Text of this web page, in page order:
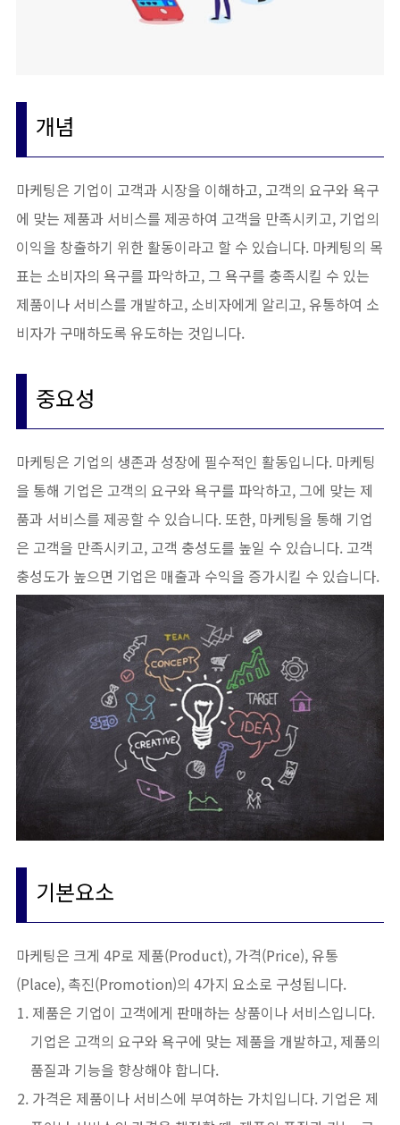
개념
마케팅은 기업이 고객과 시장을 이해하고, 고객의 요구와 욕구
에 맞는 제품과 서비스를 제공하여 고객을 만족시키고, 기업의
이익을 창출하기 위한 활동이라고 할 수 있습니다. 마케팅의 목
표는 소비자의 욕구를 파악하고, 그 욕구를 충족시킬 수 있는
제품이나 서비스를 개발하고, 소비자에게 알리고, 유통하여 소
비자가 구매하도록 유도하는 것입니다.
중요성
마케팅은 기업의 생존과 성장에 필수적인 활동입니다. 마케팅
을 통해 기업은 고객의 요구와 욕구를 파악하고, 그에 맞는 제
품과 서비스를 제공할 수 있습니다. 또한, 마케팅을 통해 기업
은 고객을 만족시키고, 고객 충성도를 높일 수 있습니다. 고객
충성도가 높으면 기업은 매출과 수익을 증가시킬 수 있습니다.
기본요소
마케팅은 크게 4P로 제품(Product), 가격(Price), 유통
(Place), 촉진(Promotion)의 4가지 요소로 구성됩니다.
제품은 기업이 고객에게 판매하는 상품이나 서비스입니다.
기업은 고객의 요구와 욕구에 맞는 제품을 개발하고, 제품의
품질과 기능을 향상해야 합니다.
가격은 제품이나 서비스에 부여하는 가치입니다. 기업은 제